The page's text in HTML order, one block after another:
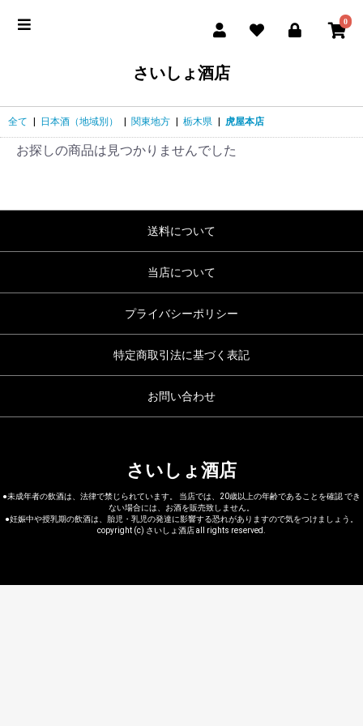
0
さいしょ酒店
全て 日本酒（地域別） 関東地方 栃木県 虎屋本店
お探しの商品は見つかりませんでした
送料について
当店について
プライバシーポリシー
特定商取引法に基づく表記
お問い合わせ
さいしょ酒店
●未成年者の飲酒は、法律で禁じられています。 当店では、20歳以上の年齢であることを確認 でき
ない場合には、お酒を販売致しません。
●妊娠中や授乳期の飲酒は、胎児・乳児の発達に影響する恐れがありますので気をつけましょう。
copyright (c) さいしょ酒店 all rights reserved.